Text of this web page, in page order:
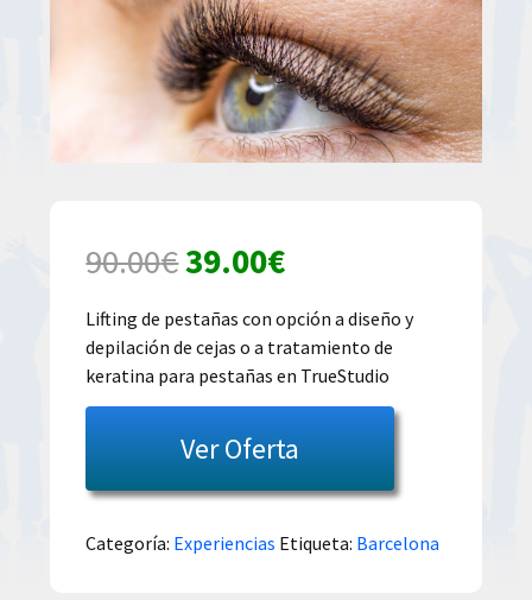
90.00€El
precio
original
era:
90.00€.
39.00€El
precio
actual
es:
39.00€.
Lifting de pestañas con opción a diseño y
depilación de cejas o a tratamiento de
keratina para pestañas en TrueStudio
Ver Oferta
Categoría: Experiencias Etiqueta: Barcelona